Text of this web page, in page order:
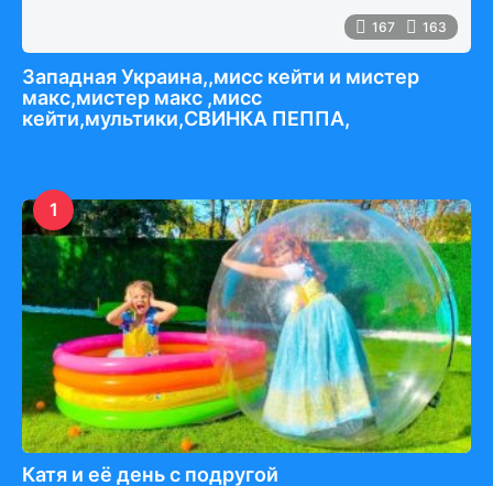
167 163
Западная Украина,,мисс кейти и мистер
макс,мистер макс ,мисс
кейти,мультики,СВИНКА ПЕППА,
1
Катя и её день с подругой